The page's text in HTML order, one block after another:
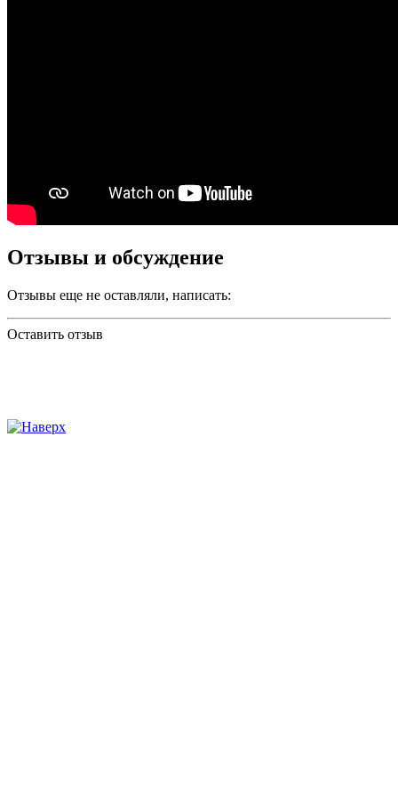
Отзывы и обсуждение
Отзывы еще не оставляли, написать:
Оставить отзыв